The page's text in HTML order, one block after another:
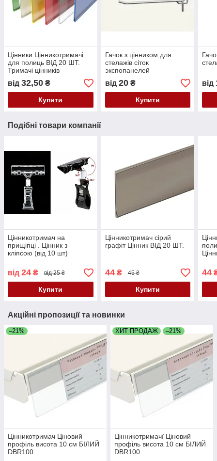
Цінники Цінникотримачі
для полиць ВІД 20 ШТ.
Тримачі цінників
від 32,50 ₴
Купити
Гачок з цінником для
стелажів сіток
экспопанелей
від 20₴
Купити
від
Подібні товари компанії
Цінникотримач на
прищіпці . Цінник з
кліпсою (від 10 шт)
від 24 ₴ від 25 ₴
Купити
Цінникотримач сірий
графіт Цінник ВІД 20 ШТ.
44₴ 45 ₴
Купити
44
Акційні пропозиції та новинки
–21%
Цінникотримач Ціновий
профіль висота 10 см БІЛИЙ
DBR100
ХИТ ПРОДАЖ –21%
Цінникотримачї Ціновий
профіль висота 10 см БІЛИЙ
DBR100